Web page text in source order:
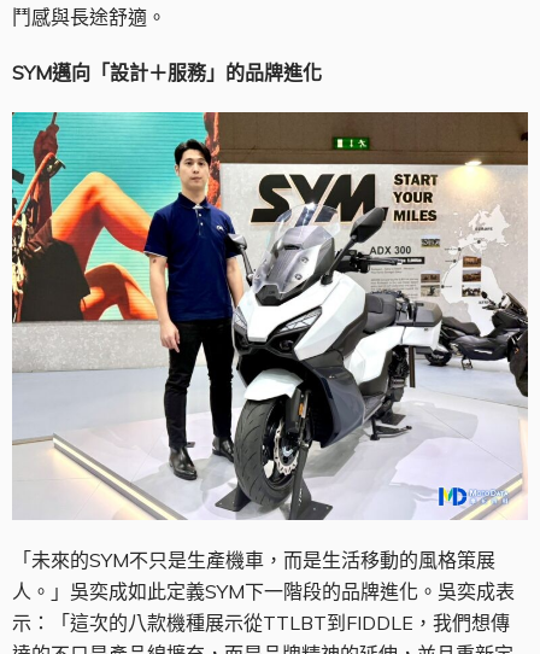
鬥感與長途舒適。
SYM邁向「設計＋服務」的品牌進化
「未來的SYM不只是生產機車，而是生活移動的風格策展
人。」吳奕成如此定義SYM下一階段的品牌進化。吳奕成表
示：「這次的八款機種展示從TTLBT到FIDDLE，我們想傳